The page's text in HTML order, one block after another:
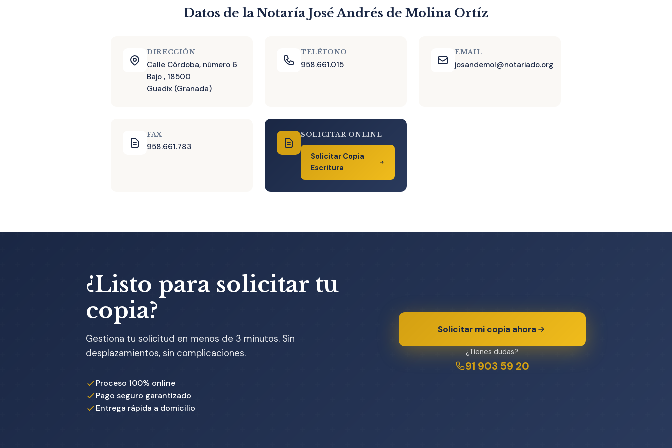
Datos de la Notaría José Andrés de Molina Ortíz
DIRECCIÓN
Calle Córdoba, número 6
Bajo , 18500
Guadix (Granada)
TELÉFONO
958.661.015
EMAIL
josandemol@notariado.org
FAX
958.661.783
SOLICITAR ONLINE
Solicitar Copia
Escritura
¿Listo para solicitar tu
copia?
Gestiona tu solicitud en menos de 3 minutos. Sin
desplazamientos, sin complicaciones.
Proceso 100% online
Pago seguro garantizado
Entrega rápida a domicilio
Solicitar mi copia ahora
¿Tienes dudas?
91 903 59 20